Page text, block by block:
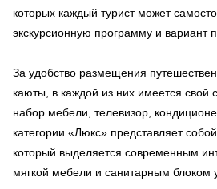
которых каждый турист может
экскурсионную программу и вариант
За удобство размещения
каюты, в каждой из них имеется свой
набор мебели, телевизор,
категории «Люкс» представляет
который выделяется современным
мягкой мебели и санитарным блоком